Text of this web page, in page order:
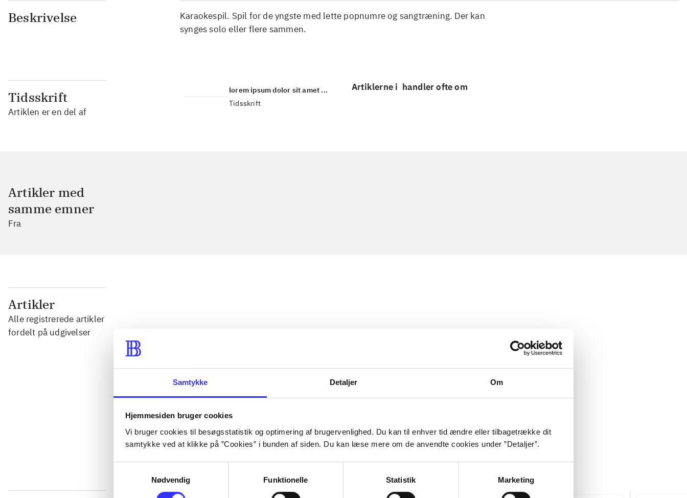
Samtykke Detaljer Om
Hjemmesiden bruger cookies
Vi bruger cookies til besøgsstatistik og optimering af brugervenlighed. Du kan til enhver tid ændre eller tilbagetrække dit
samtykke ved at klikke på ”Cookies” i bunden af siden. Du kan læse mere om de anvendte cookies under ”Detaljer”.
Nødvendig
Funktionelle Statistik Marketing
Beskrivelse
Karaokespil. Spil for de yngste med lette popnumre og sangtræning. Der kan
synges solo eller flere sammen.
Tidsskrift
Artiklen er en del af
lorem ipsum dolor sit amet ...
Tidsskrift
Artiklerne i handler ofte om
Artikler med
samme emner
Fra
Artikler
Alle registrerede artikler
fordelt på udgivelser
...
...